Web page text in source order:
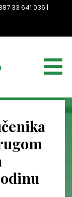
33 641 036 |